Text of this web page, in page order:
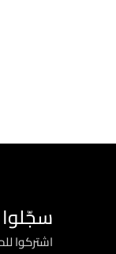
سجّلوا
اشتركوا